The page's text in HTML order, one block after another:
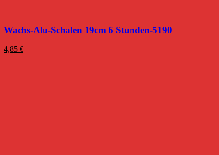
Wachs-Alu-Schalen 19cm 6 Stunden-5190
4,85 €